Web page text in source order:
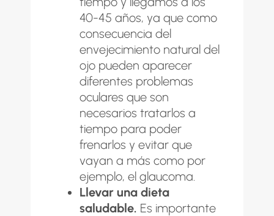
40-45 años, ya que como
consecuencia del
envejecimiento natural del
ojo pueden aparecer
diferentes problemas
oculares que son
necesarios tratarlos a
tiempo para poder
frenarlos y evitar que
vayan a más como por
ejemplo, el glaucoma.
Llevar una dieta
saludable. Es importante